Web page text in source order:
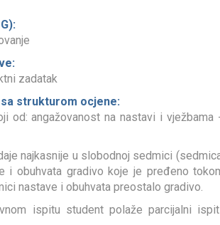
zadatak
strukturom ocjene:
od: angažovanost na nastavi i
najkasnije u slobodnoj sedmici
i obuhvata gradivo koje je pređeno
nastave i obuhvata preostalo gradivo.
ispitu student polaže parcijalni